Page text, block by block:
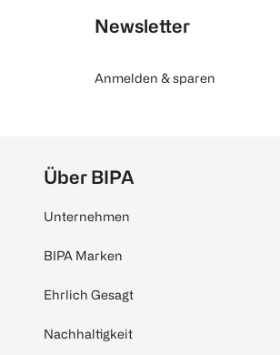
Newsletter
Anmelden & sparen
Über BIPA
Unternehmen
BIPA Marken
Ehrlich Gesagt
Nachhaltigkeit